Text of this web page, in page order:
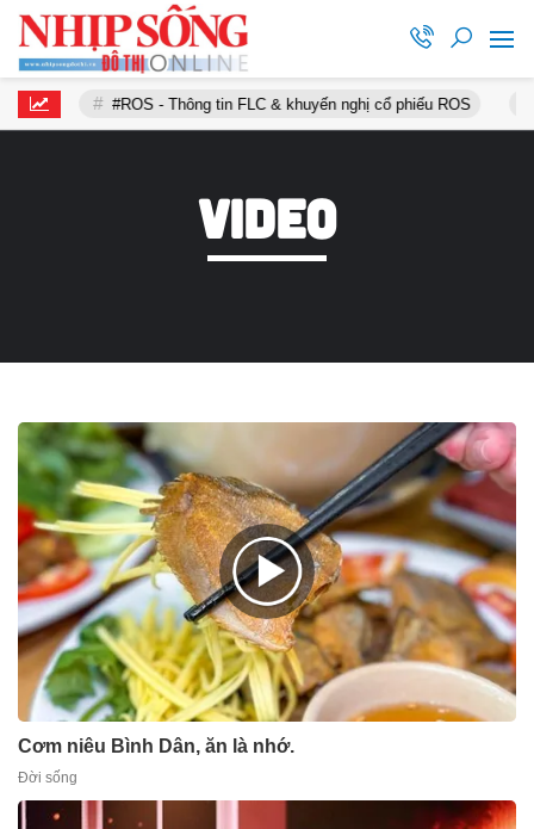
#ROS - Thông tin FLC & khuyến nghị cổ phiếu ROS
Video
Cơm niêu Bình Dân, ăn là nhớ.
Đời sống